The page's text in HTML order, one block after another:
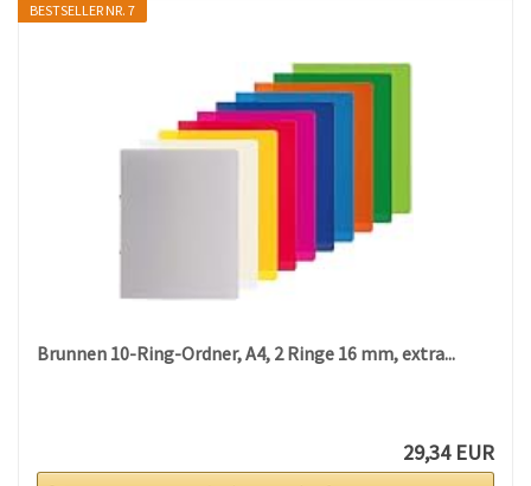
BESTSELLER NR. 7
Brunnen 10-Ring-Ordner, A4, 2 Ringe 16 mm, extra...
29,34 EUR